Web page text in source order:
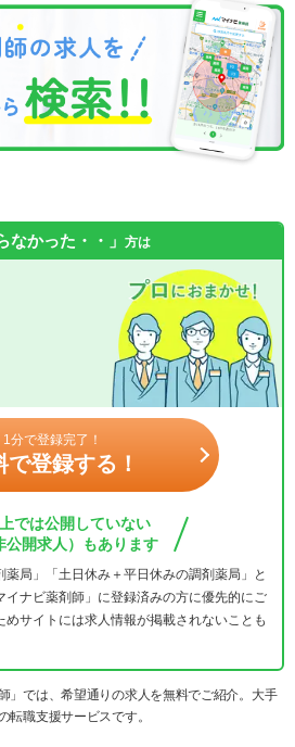
なかった・・」 方は
1分で登録完了！
で登録する！
では公開していない
公開求人）もあります
薬局」「土日休み＋平日休みの調剤薬局」と
イナビ薬剤師」に登録済みの方に優先的にご
サイトには求人情報が掲載されないことも
」では、希望通りの求人を無料でご紹介。大手
転職支援サービスです。